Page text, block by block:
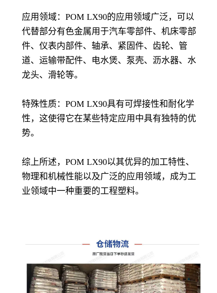
应用领域：POM LX90的应用领域广泛，可以
代替部分有色金属用于汽车零部件、机床零部
件、仪表内部件、轴承、紧固件、齿轮、管
道、运输带配件、电水煲、泵壳、沥水器、水
龙头、滑轮等。
特殊性质：POM LX90具有可焊接性和耐化学
性，这使得它在某些特定应用中具有独特的优
势。
综上所述，POM LX90以其优异的加工特性、
物理和机械性能以及广泛的应用领域，成为工
业领域中一种重要的工程塑料。